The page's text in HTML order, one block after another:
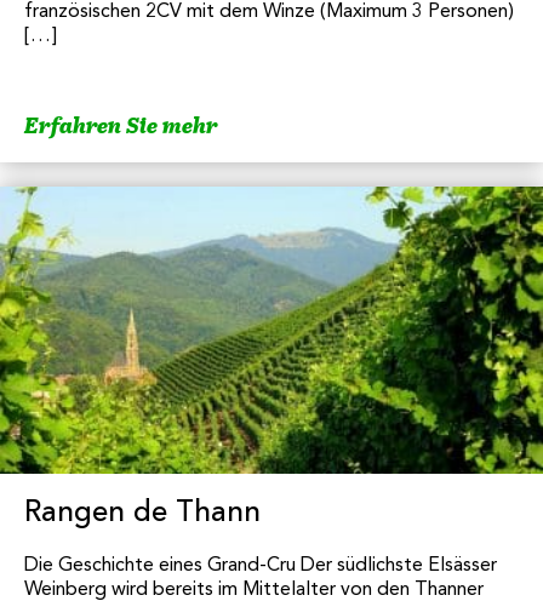
französischen 2CV mit dem Winze (Maximum 3 Personen)
[…]
Erfahren Sie mehr
Rangen de Thann
Die Geschichte eines Grand-Cru Der südlichste Elsässer
Weinberg wird bereits im Mittelalter von den Thanner